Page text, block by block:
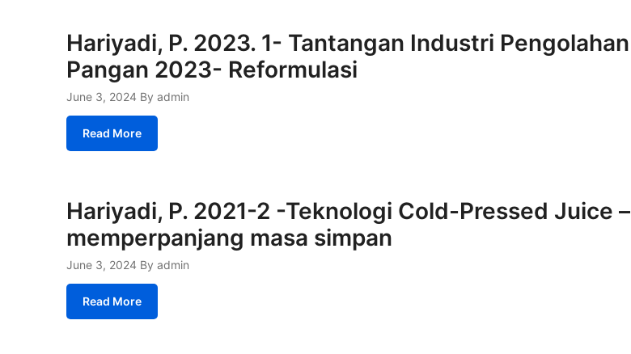
Hariyadi, P. 2023. 1- Tantangan Industri Pengolahan
Pangan 2023- Reformulasi
June 3, 2024 By admin
Read More
Hariyadi, P. 2021-2 -Teknologi Cold-Pressed Juice –
memperpanjang masa simpan
June 3, 2024 By admin
Read More